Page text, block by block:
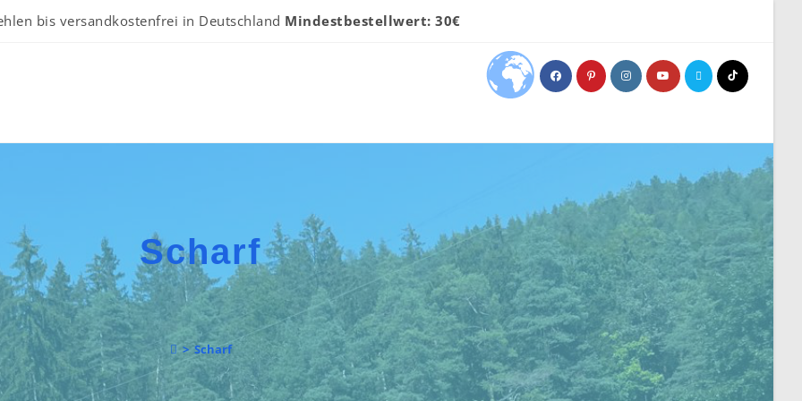
bis versandkostenfrei in Deutschland Mindestbestellwert: 30€
Scharf
> Scharf